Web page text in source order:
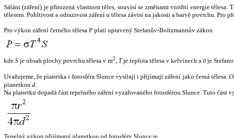
Sálání (záření) je přirozená vlastnost těles, souvisí se změnami vnitřní energie
tělesem. Pohltivost a odrazivost záření u tělesa závisí na jakosti a barvě povrchu. Pro
Pro výkon záření černého tělesa P platí upravený Stefanův-Boltzmannův zákon
kde S je obsah plochy povrchu tělesa v m2, Tje teplota tělesa v kelvinech a σje
Uvažujeme, že planetka i fotosféra Slunce vysílají i přijímají záření jako černá tělesa.
planetkou d.
Na planetku dopadá část tepelného záření vyzařovaného fotosférou Slunce. Tuto
Tepelný výkon přijímaný planetkou od fotosféry Slunce je